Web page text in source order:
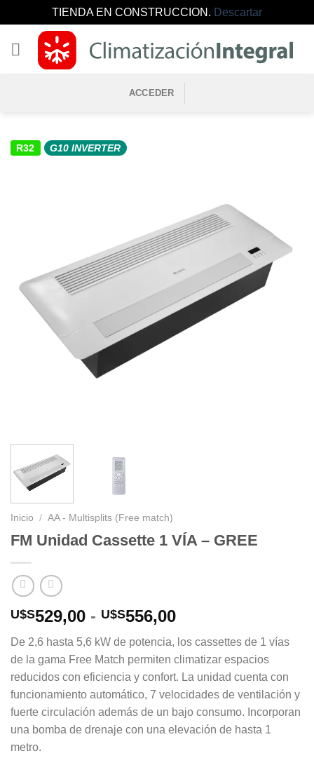
TIENDA EN CONSTRUCCION. Descartar
contenido
ACCEDER
R32 G10 INVERTER
Inicio / AA - Multisplits (Free match)
FM Unidad Cassette 1 VÍA – GREE
U$S529,00 - U$S556,00Rango
precios:
desde
U$S529,00
hasta
U$S556,00
De 2,6 hasta 5,6 kW de potencia, los cassettes de 1 vías
de la gama Free Match permiten climatizar espacios
reducidos con eficiencia y confort. La unidad cuenta con
funcionamiento automático, 7 velocidades de ventilación y
fuerte circulación además de un bajo consumo. Incorporan
una bomba de drenaje con una elevación de hasta 1
metro.